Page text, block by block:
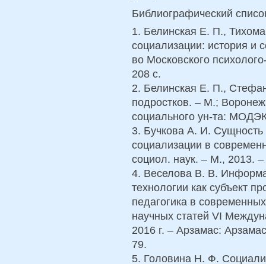
Библиографический
1. Белинская Е. П.,
социализации: история и
во Московского
208 с.
2. Белинская Е. П.,
подростков. – М.;
социального ун-та:
3. Бучкова А. И. Сущность
социализации в
социол. наук. – М., 2013. –
4. Веселова В. В.
технологии как субъект
педагогика в
научных статей VI
2016 г. – Арзамас:
79.
5. Головина Н. Ф.